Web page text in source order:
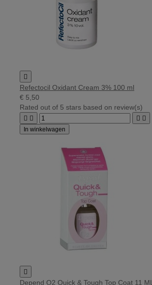

Refectocil Oxidant Cream 3% 100 ml
€ 5,50
Rated out of 5 stars based on review(s)
   
In winkelwagen

Depend O2 Quick & Tough Top Coat 11 ML